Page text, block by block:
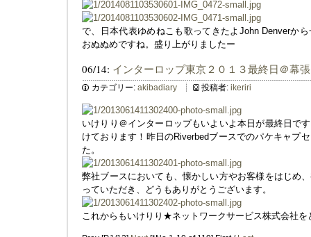
で、日本代表ゆめねこも歌ってきたよJohn Denverか
おぬぬめですね。盛り上がりましたー
06/14: インターロップ東京２０１３最終日＠幕
カテゴリー: akibadiary 投稿者: ikeriri
いけりり＠インターロップもいよいよ本日が最終日で
けております！昨日のRiverbedブースでのパケキャプ
た。
弊社ブースにおいても、懐かしい方やお客様をはじめ
っていただき、どうもありがとうございます。
これからもいけりり★ネットワークサービス株式会社